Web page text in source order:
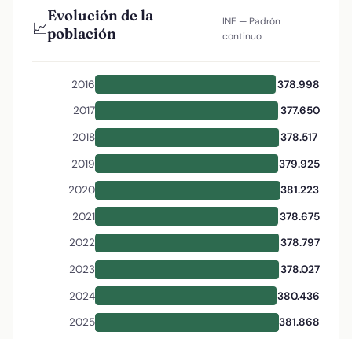
📈
Evolución de la
población
INE — Padrón
continuo
2016
378.998
2017
377.650
2018
378.517
2019
379.925
2020
381.223
2021
378.675
2022
378.797
2023
378.027
2024
380.436
2025
381.868